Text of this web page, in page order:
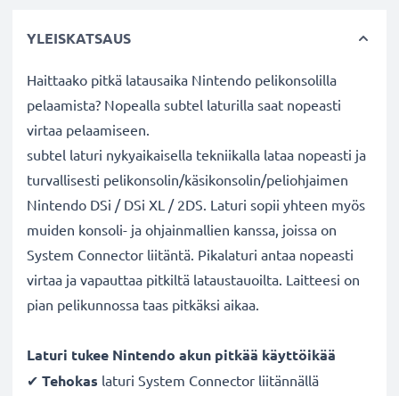
YLEISKATSAUS
Haittaako pitkä latausaika Nintendo pelikonsolilla
pelaamista? Nopealla subtel laturilla saat nopeasti
virtaa pelaamiseen.
subtel laturi nykyaikaisella tekniikalla lataa nopeasti ja
turvallisesti pelikonsolin/käsikonsolin/peliohjaimen
Nintendo DSi / DSi XL / 2DS. Laturi sopii yhteen myös
muiden konsoli- ja ohjainmallien kanssa, joissa on
System Connector liitäntä. Pikalaturi antaa nopeasti
virtaa ja vapauttaa pitkiltä lataustauoilta. Laitteesi on
pian pelikunnossa taas pitkäksi aikaa.
Laturi tukee Nintendo akun pitkää käyttöikää
✔ Tehokas laturi System Connector liitännällä